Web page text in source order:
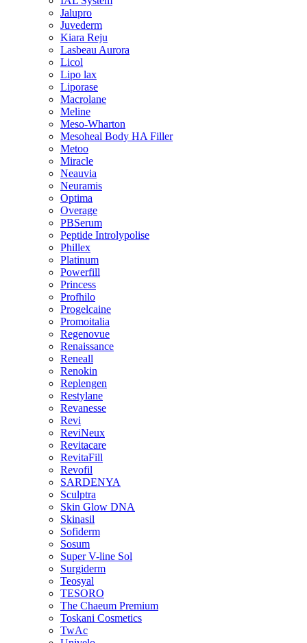
Jalupro
Juvederm
Kiara Reju
Lasbeau Aurora
Licol
Lipo lax
Liporase
Macrolane
Meline
Meso-Wharton
Mesoheal Body HA Filler
Metoo
Miracle
Neauvia
Neuramis
Optima
Overage
PBSerum
Peptide Introlypolise
Phillex
Platinum
Powerfill
Princess
Profhilo
Progelcaine
Promoitalia
Regenovue
Renaissance
Reneall
Renokin
Replengen
Restylane
Revanesse
Revi
ReviNeux
Revitacare
RevitaFill
Revofil
SARDENYA
Sculptra
Skin Glow DNA
Skinasil
Sofiderm
Sosum
Super V-line Sol
Surgiderm
Teosyal
TESORO
The Chaeum Premium
Toskani Cosmetics
TwAc